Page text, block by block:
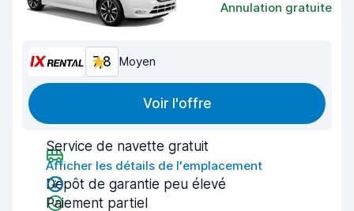
Annulation gratuite
7,8 Moyen
Voir l'offre
Service de navette gratuit
Afficher les détails de l'emplacement
Dépôt de garantie peu élevé
Paiement partiel